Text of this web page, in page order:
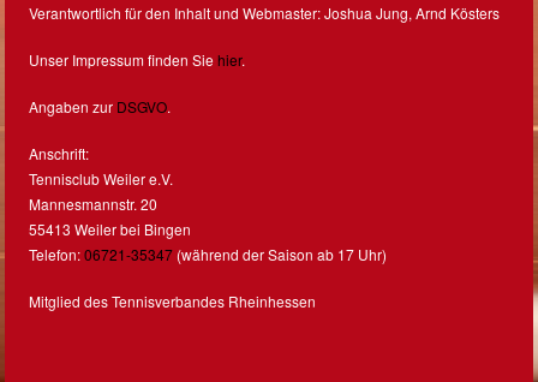
Verantwortlich für den Inhalt und Webmaster: Joshua Jung, Arnd Kösters
Unser Impressum finden Siehier.
Angaben zur DSGVO.
Anschrift:
Tennisclub Weiler e.V.
Mannesmannstr. 20
55413 Weiler bei Bingen
Telefon:06721-35347 (während der Saison ab 17 Uhr)
Mitglied des Tennisverbandes Rheinhessen